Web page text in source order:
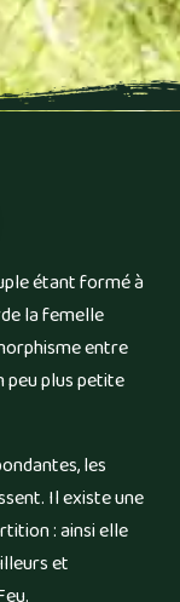
étant formé à
la femelle
entre
peu plus petite
les
Il existe une
: ainsi elle
et